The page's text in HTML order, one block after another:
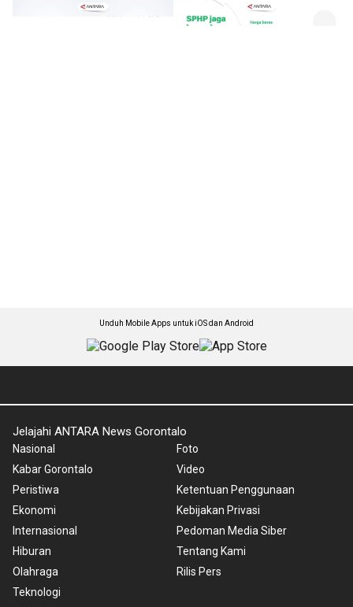
Unduh Mobile Apps untuk iOS dan Android
Jelajahi ANTARA News Gorontalo
Nasional
Kabar Gorontalo
Peristiwa
Ekonomi
Internasional
Hiburan
Olahraga
Teknologi
Foto
Video
Ketentuan Penggunaan
Kebijakan Privasi
Pedoman Media Siber
Tentang Kami
Rilis Pers